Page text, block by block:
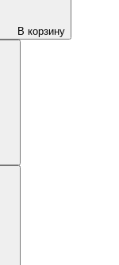
В корзину